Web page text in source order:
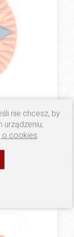
29.9 PLN
nie chcesz, by
urządzeniu,
o cookies